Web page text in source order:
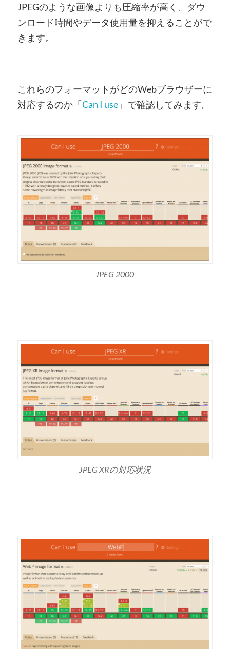
JPEGのような画像よりも圧縮率が高く、ダウ
ンロード時間やデータ使用量を抑えることがで
きます。
これらのフォーマットがどのWebブラウザーに
対応するのか「Can I use」で確認してみます。
JPEG 2000
JPEG XRの対応状況